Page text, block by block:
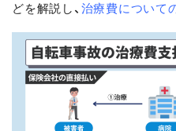
どを解説し、 治療費について